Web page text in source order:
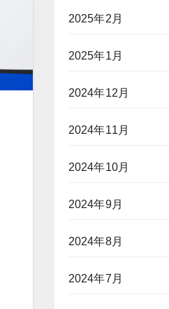
2025年2月
2025年1月
2024年12月
2024年11月
2024年10月
2024年9月
2024年8月
2024年7月